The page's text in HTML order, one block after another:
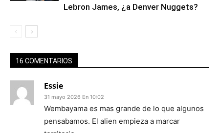
Lebron James, ¿a Denver Nuggets?
16 COMENTARIOS
Essie
31 mayo 2026 En 10:02
Wembayama es mas grande de lo que algunos
pensabamos. El alien empieza a marcar